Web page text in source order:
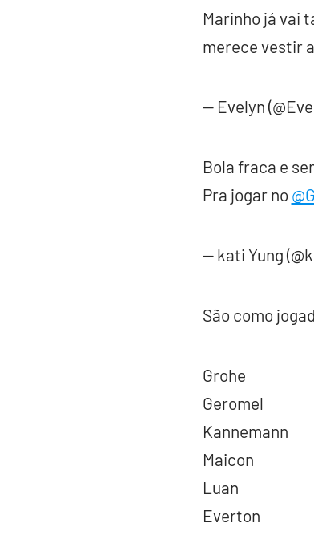
Marinho já vai
merece vestir
— Evelyn
Bola fraca e
Pra jogar no
— kati Yung
São como
Grohe
Geromel
Kannemann
Maicon
Luan
Everton